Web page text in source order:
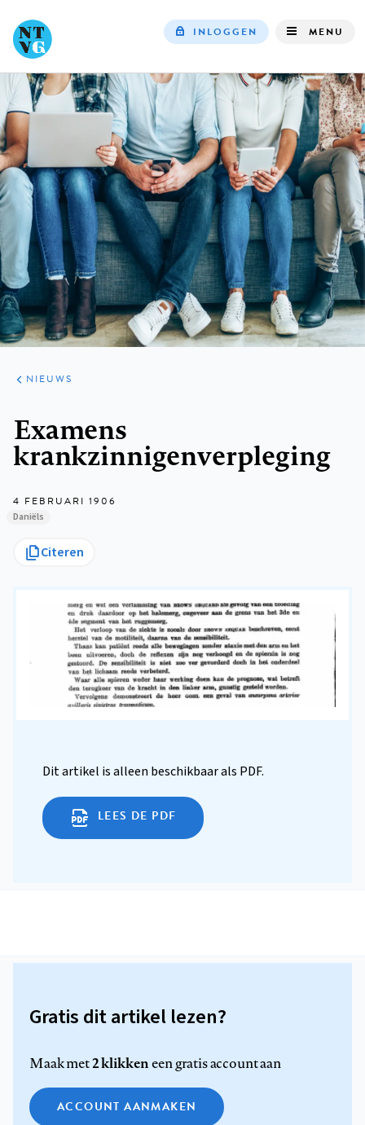
navigation
INLOGGEN MENU
ARTIKELEN
HET
KORT
NIEUWS
Examens
krankzinnigenverpleging
4 FEBRUARI 1906
Daniëls
Citeren
Dit artikel is alleen beschikbaar als PDF.
LEES DE PDF
Gratis dit artikel lezen?
Maak met2 klikkeneen gratis account aan
ACCOUNT AANMAKEN